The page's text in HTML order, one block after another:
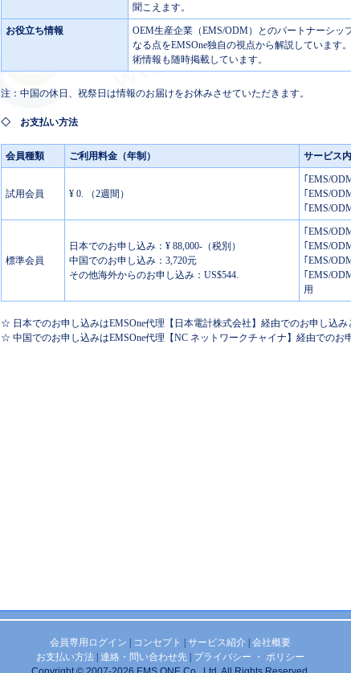
聞こえます。
お役立ち情報
OEM生産企業（EMS/ODM）とのパートナーシッ
なる点をEMSOne独自の視点から解説しています
術情報も随時掲載しています。
注：中国の休日、祝祭日は情報のお届けをお休みさせていただきます。
◇ お支払い方法
会員種類 ご利用料金（年制） サービス
試用会員 ¥ 0. （2週間）
｢EMS/
｢EMS/
｢EMS/
標準会員
日本でのお申し込み：¥ 88,000-（税別）
中国でのお申し込み：3,720元
その他海外からのお申し込み：US$544.
｢EMS/
｢EMS/
｢EMS/
｢EMS/
用
☆ 日本でのお申し込みはEMSOne代理【日本電計株式会社】経由でのお申し込み
☆ 中国でのお申し込みはEMSOne代理【NC ネットワークチャイナ】経由でのお